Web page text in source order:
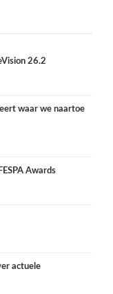
26.2
waar we naartoe
Awards
actuele